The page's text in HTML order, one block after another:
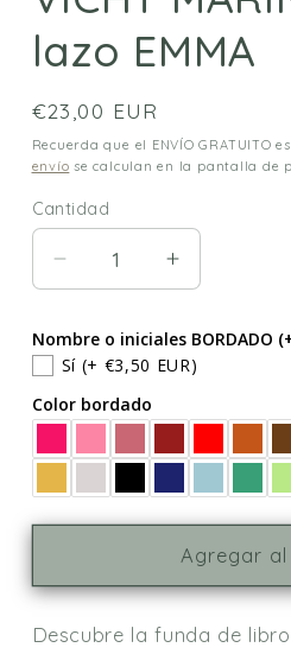
lazo EMMA
Precio
habitual
€23,00 EUR
Recuerda que el ENVÍO GRATUITO
envío se calculan en la pantalla de
Cantidad
Cantidad
Reducir
cantidad
Funda
para
libro
MARINO
con
lazo
Aumentar
cantidad
Funda
para
MARINO
con
lazo
EMMA
Nombre o iniciales BORDADO
Sí (+ €3,50 EUR)
Color bordado
Agregar
Descubre la funda de